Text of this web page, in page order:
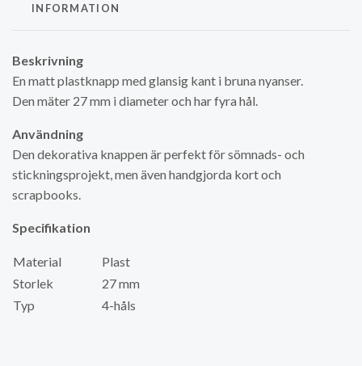
INFORMATION
Beskrivning
En matt plastknapp med glansig kant i bruna nyanser.
Den mäter 27 mm i diameter och har fyra hål.
Användning
Den dekorativa knappen är perfekt för sömnads- och
stickningsprojekt, men även handgjorda kort och
scrapbooks.
Specifikation
Material
Plast
Storlek
27 mm
Typ
4-håls